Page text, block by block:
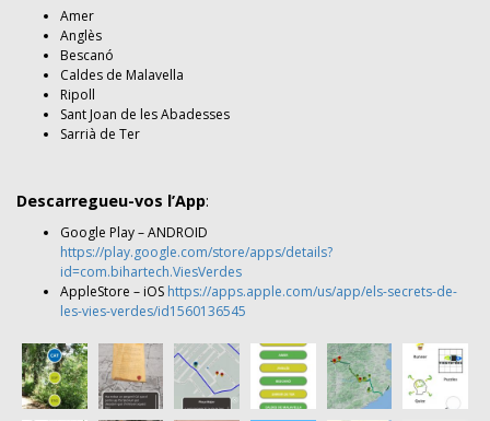
Amer
Anglès
Bescanó
Caldes de Malavella
Ripoll
Sant Joan de les Abadesses
Sarrià de Ter
Descarregueu-vos l’App:
Google Play – ANDROID
https://play.google.com/store/apps/details?
id=com.bihartech.ViesVerdes
AppleStore – iOS https://apps.apple.com/us/app/els-secrets-de-
les-vies-verdes/id1560136545